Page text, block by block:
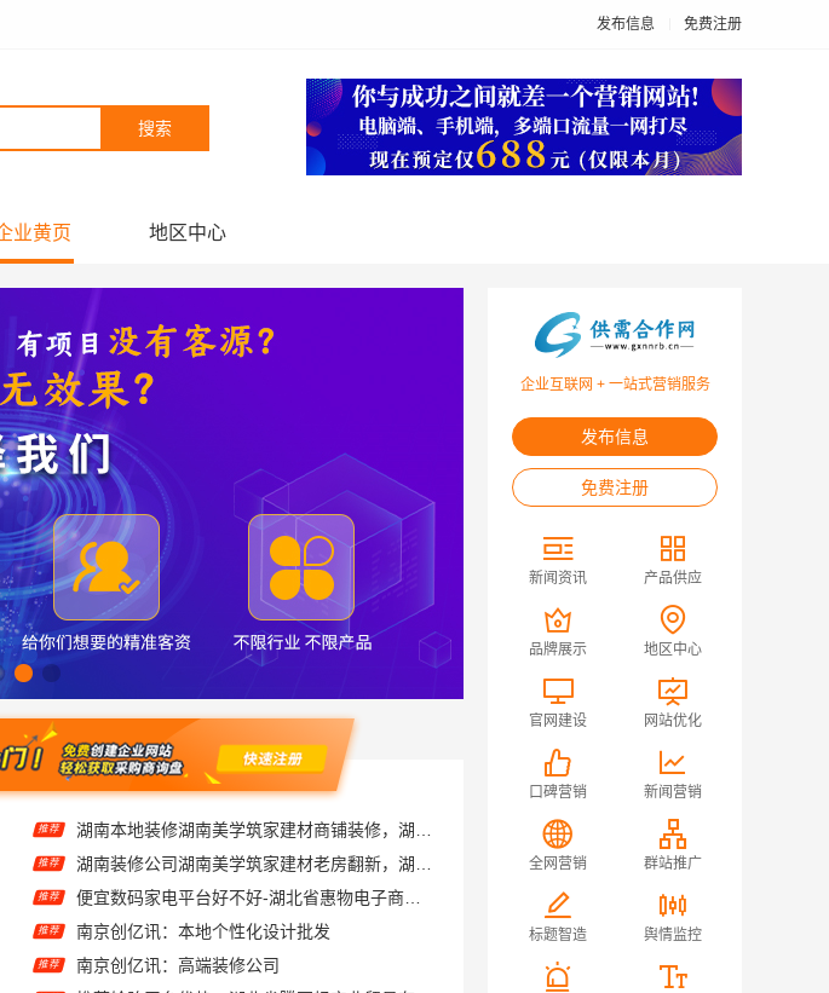
发布信息 免费注册
搜索
业黄页 地区中心
推荐 湖南装修公司湖南美学筑家建材老房翻新，湖南美学筑家建材让旧房焕新
推荐 便宜数码家电平台好不好-湖北省惠物电子商务有限公司
推荐 南京创亿讯：本地个性化设计批发
推荐 南京创亿讯：高端装修公司
推荐
企业互联网 + 一站式营销服务
发布信息
免费注册
新闻资讯 产品供应
品牌展示 地区中心
官网建设 网站优化
口碑营销 新闻营销
全网营销 群站推广
标题智造 舆情监控